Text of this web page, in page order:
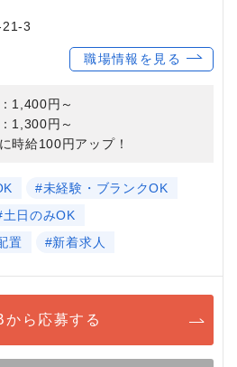
21-3
職場情報を見る
1,400円～
1,300円～
時給100円アップ！
#未経験・ブランクOK
土日のみOK
置
#新着求人
から応募する